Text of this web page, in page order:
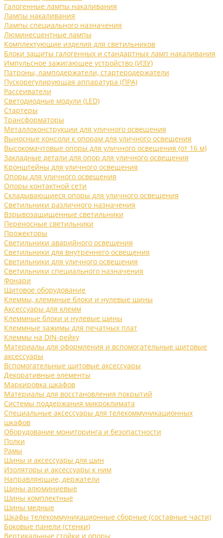
Галогенные лампы накаливания
Лампы накаливания
Лампы специального назначения
Люминесцентные лампы
Комплектующие изделия для светильников
Блоки защиты галогенных и стандартных ламп накаливания
Импульсное зажигающее устройство (ИЗУ)
Патроны, ламподержатели, стартеродержатели
Пускорегулирующая аппаратура (ПРА)
Рассеиватели
Светодиодные модули (LED)
Стартеры
Трансформаторы
Металлоконструкции для уличного освещения
Выносные консоли к опорам для уличного освещения
Высокомачтовые опоры для уличного освещения (от 16 м)
Закладные детали для опор для уличного освещения
Кронштейны для уличного освещения
Опоры для уличного освещения
Опоры контактной сети
Складывающиеся опоры для уличного освещения
Светильники различного назначения
Взрывозащищенные светильники
Переносные светильники
Прожекторы
Светильники аварийного освещения
Светильники для внутреннего освещения
Светильники для уличного освещения
Светильники специального назначения
Фонари
Щитовое оборудование
Клеммы, клеммные блоки и нулевые шины
Аксессуары для клемм
Клеммные блоки и нулевые шины
Клеммные зажимы для печатных плат
Клеммы на DIN-рейку
Материалы для оформления и вспомогательные щитовые
аксессуары
Вспомогательные щитовые аксессуары
Декоративные элементы
Маркировка шкафов
Материалы для восстановления покрытий
Системы поддержания микроклимата
Специальные аксессуары для телекоммуникационных
шкафов
Оборудование мониторинга и безопастности
Полки
Рамы
Шины и аксессуары для шин
Изоляторы и аксессуары к ним
Направляющие, держатели
Шины алюминиевые
Шины комплектные
Шины медные
Шкафы телекоммуникационные сборные (составные части)
Боковые панели (стенки)
Вертикальные стойки и опоры